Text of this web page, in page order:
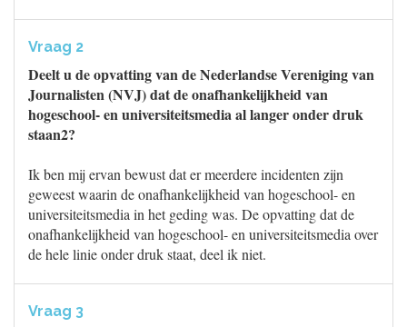
Vraag 2
Deelt u de opvatting van de Nederlandse Vereniging van
Journalisten (NVJ) dat de onafhankelijkheid van
hogeschool- en universiteitsmedia al langer onder druk
staan2?
Ik ben mij ervan bewust dat er meerdere incidenten zijn
geweest waarin de onafhankelijkheid van hogeschool- en
universiteitsmedia in het geding was. De opvatting dat de
onafhankelijkheid van hogeschool- en universiteitsmedia over
de hele linie onder druk staat, deel ik niet.
Vraag 3